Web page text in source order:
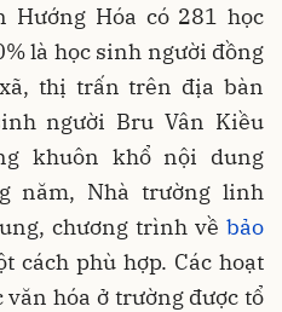
Hướng Hóa có 281 học
là học sinh người đồng
thị trấn trên địa bàn
người Bru Vân Kiều
khuôn khổ nội dung
năm, Nhà trường linh
chương trình về bảo
cách phù hợp. Các hoạt
hóa ở trường được tổ